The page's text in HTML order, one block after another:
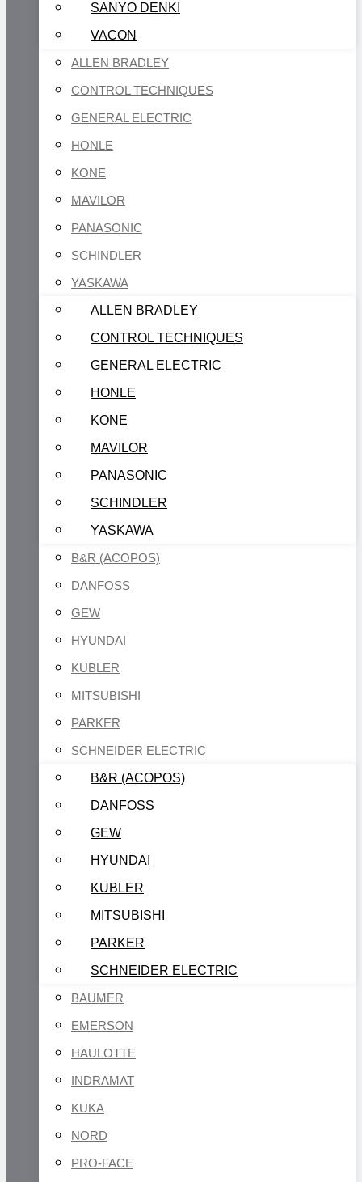
SANYO DENKI
VACON
ALLEN BRADLEY
CONTROL TECHNIQUES
GENERAL ELECTRIC
HONLE
KONE
MAVILOR
PANASONIC
SCHINDLER
YASKAWA
ALLEN BRADLEY
CONTROL TECHNIQUES
GENERAL ELECTRIC
HONLE
KONE
MAVILOR
PANASONIC
SCHINDLER
YASKAWA
B&R (ACOPOS)
DANFOSS
GEW
HYUNDAI
KUBLER
MITSUBISHI
PARKER
SCHNEIDER ELECTRIC
B&R (ACOPOS)
DANFOSS
GEW
HYUNDAI
KUBLER
MITSUBISHI
PARKER
SCHNEIDER ELECTRIC
BAUMER
EMERSON
HAULOTTE
INDRAMAT
KUKA
NORD
PRO-FACE